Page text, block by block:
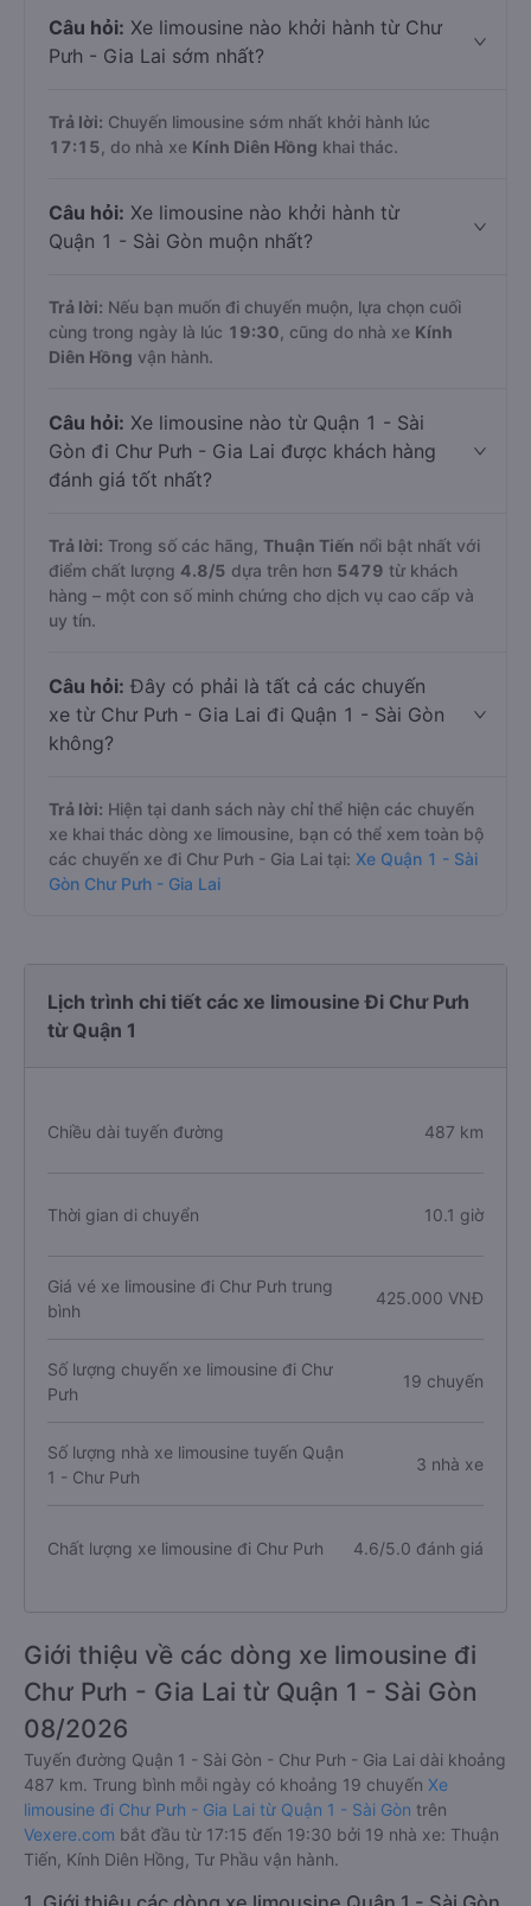
19:30. Các hãng nổi bật gồm:Thuận Tiến, Kính Diên
Hồng, Tư Phầu
Câu hỏi:Xe limousine nào khởi hành từ Chư
Pưh - Gia Lai sớm nhất?
Trả lời:Chuyến limousine sớm nhất khởi hành lúc
17:15
, do nhà xe Kính Diên Hồng
Câu hỏi:Xe limousine nào khởi hành từ
Quận 1 - Sài Gòn muộn nhất?
cùng trong ngày là lúc19:30 , cũng do nhà xeKính
Diên Hồng vận hành.
Gòn đi Chư Pưh - Gia Lai được khách hàng
đánh giá tốt nhất?
Trả lời:
hàng – một con số minh chứng cho dịch vụ cao cấp và
uy tín.
xe từ Chư Pưh - Gia Lai đi Quận 1 - Sài Gòn
không?
Trả lời:Hiện tại danh sách này chỉ thể hiện các chuyến
Chiều dài tuyến đường 487 km
Thời gian di chuyển 10.1 giờ
Giá vé xe limousine đi Chư Pưh trung
bình
425.000 VNĐ
Số lượng chuyến xe limousine đi Chư
Pưh
19 chuyến
Số lượng nhà xe limousine tuyến Quận
1 - Chư Pưh
3 nhà xe
Giới thiệu về các dòng xe limousine đi
Chư Pưh - Gia Lai từ Quận 1 - Sài Gòn
08/2026
Tuyến đường Quận 1 - Sài Gòn - Chư Pưh - Gia Lai dài khoảng
487 km. Trung bình mỗi ngày có khoảng 19 chuyến
limousine đi Chư Pưh - Gia Lai từ Quận 1 - Sài Gòn
trên